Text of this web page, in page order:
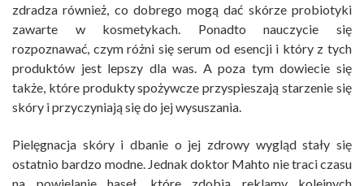
zdradza również, co dobrego mogą dać skórze probiotyki
zawarte w kosmetykach. Ponadto nauczycie się
rozpoznawać, czym różni się serum od esencji i który z tych
produktów jest lepszy dla was. A poza tym dowiecie się
także, które produkty spożywcze przyspieszają starzenie się
skóry i przyczyniają się do jej wysuszania.
Pielęgnacja skóry i dbanie o jej zdrowy wygląd stały się
ostatnio bardzo modne. Jednak doktor Mahto nie traci czasu